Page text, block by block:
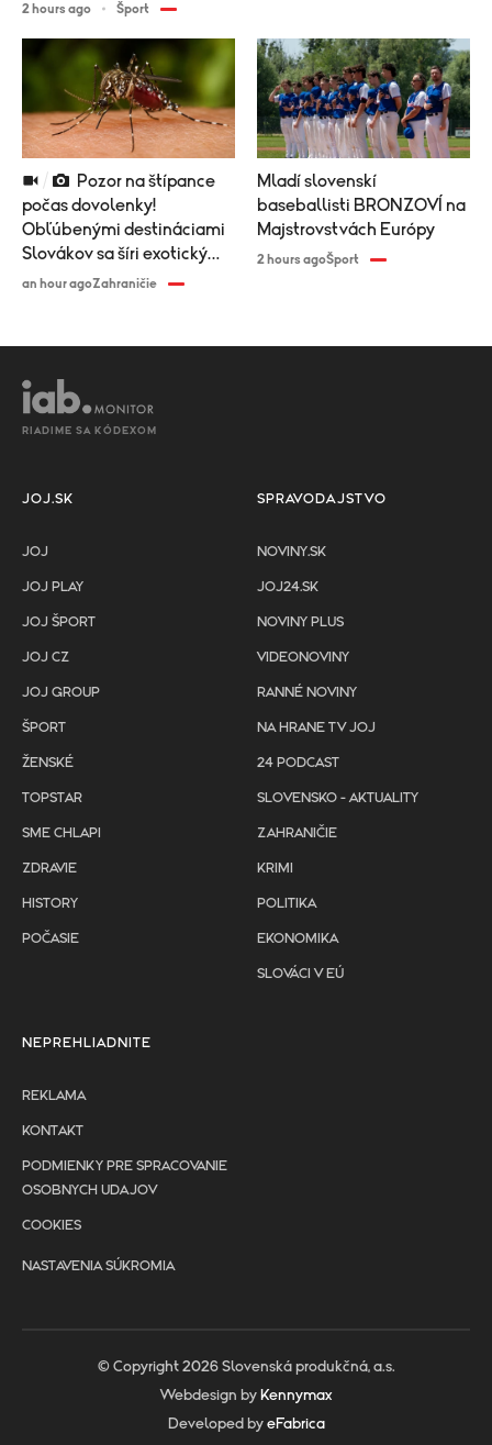
počas dovolenky!
Obľúbenými destináciami
Slovákov sa šíri exotický
vírus
an hour agoZahraničie
Mladí slovenskí
baseballisti BRONZOVÍ na
Majstrovstvách Európy
2 hours agoŠport
2 hours ago Šport
RIADIME SA KÓDEXOM
JOJ.SK
JOJ
JOJ PLAY
JOJ ŠPORT
JOJ CZ
JOJ GROUP
ŠPORT
ŽENSKÉ
TOPSTAR
SME CHLAPI
ZDRAVIE
HISTORY
POČASIE
SPRAVODAJSTVO
NOVINY.SK
JOJ24.SK
NOVINY PLUS
VIDEONOVINY
RANNÉ NOVINY
NA HRANE TV JOJ
24 PODCAST
SLOVENSKO - AKTUALITY
ZAHRANIČIE
KRIMI
POLITIKA
EKONOMIKA
SLOVÁCI V EÚ
NEPREHLIADNITE
REKLAMA
KONTAKT
PODMIENKY PRE SPRACOVANIE
OSOBNYCH UDAJOV
COOKIES
NASTAVENIA SÚKROMIA
© Copyright 2026 Slovenská produkčná, a.s.
Webdesign by Kennymax
Developed by eFabrica